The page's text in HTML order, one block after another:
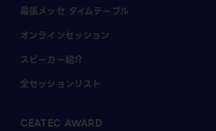
幕張メッセ タイムテーブル
オンラインセッション
スピーカー紹介
全セッションリスト
CEATEC AWARD